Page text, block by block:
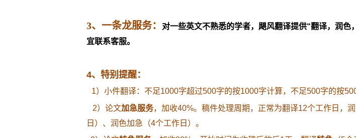
3、一条龙服务：
对一些英文不熟悉的学者，飓风翻译提供“翻译，润
宜联系客服。
4、特别提醒：
1）小件翻译：不足1000字超过500字的按1000字计算，不足500字的按
2）论文加急服务，加收40%。稿件处理周期，正常为翻译12个工作日，
日）、润色加急（4个工作日）。